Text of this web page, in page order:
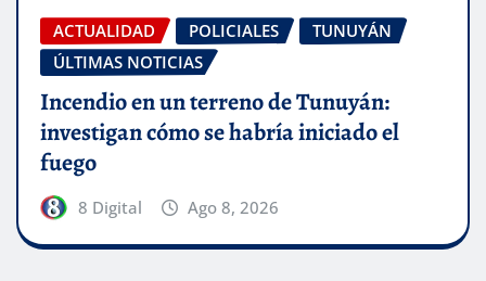
ACTUALIDAD POLICIALES
TUNUYÁN
ÚLTIMAS NOTICIAS
Incendio en un terreno de Tunuyán:
investigan cómo se habría iniciado el
fuego
8 Digital Ago 8, 2026